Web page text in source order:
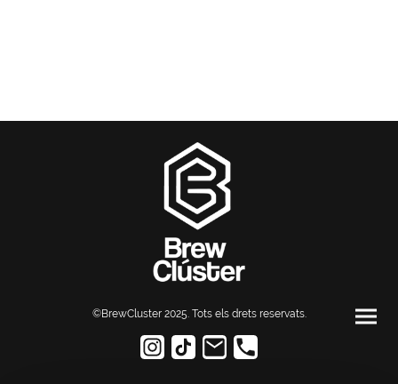
©BrewCluster 2025. Tots els drets reservats.